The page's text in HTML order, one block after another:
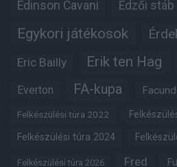
Edinson Cavani Edzői stáb
Egykori játékosok
Eric Bailly Erik ten Hag
Everton FA-kupa
Felkészülési túra 2022
Felkészülési túra 2024
Felkészülési túra 2026 Fred